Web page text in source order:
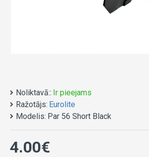
Noliktavā:: Ir pieejams
Ražotājs: Eurolite
Modelis: Par 56 Short Black
4.00€